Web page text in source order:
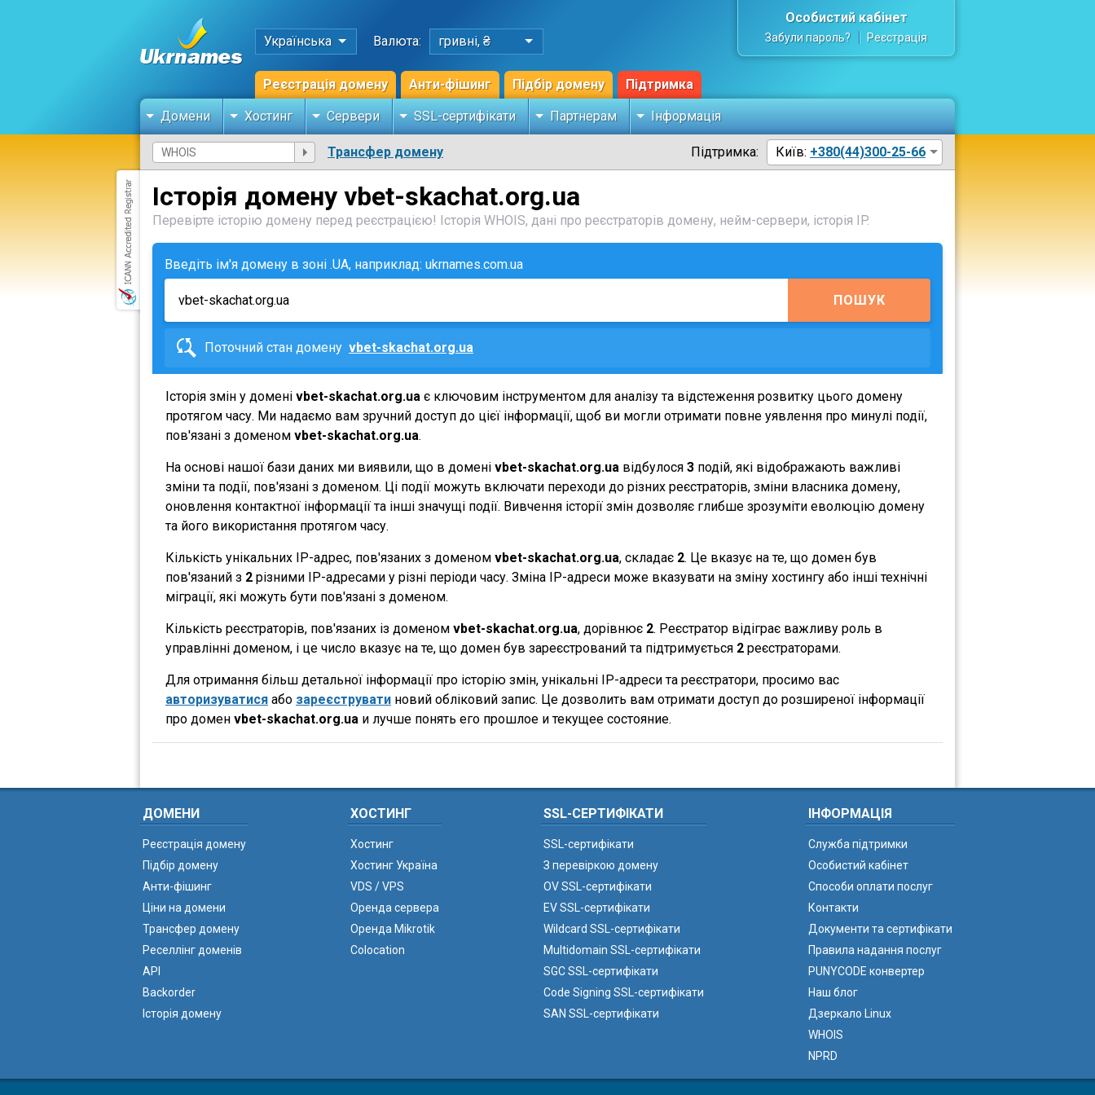
Українська Валюта: гривні, ₴
Реєстрація домену Анти-фішинг Підбір домену Підтримка
Особистий кабінет
Забули пароль? Реєстрація
Домени Хостинг Сервери SSL-сертифікати Партнерам Інформація
Трансфер домену Підтримка: Київ: +380(44)300-25-66
Історія домену vbet-skachat.org.ua
Перевірте історію домену перед реєстрацією! Історія WHOIS, дані про реєстраторів домену, нейм-сервери, історія IP.
Введіть ім'я домену в зоні .UA, наприклад: ukrnames.com.ua
ПОШУК
Поточний стан домену vbet-skachat.org.ua
Історія змін у домені vbet-skachat.org.ua є ключовим інструментом для аналізу та відстеження розвитку цього домену
протягом часу. Ми надаємо вам зручний доступ до цієї інформації, щоб ви могли отримати повне уявлення про минулі події,
пов'язані з доменом vbet-skachat.org.ua.
На основі нашої бази даних ми виявили, що в домені vbet-skachat.org.ua відбулося 3 подій, які відображають важливі
зміни та події, пов'язані з доменом. Ці події можуть включати переходи до різних реєстраторів, зміни власника домену,
оновлення контактної інформації та інші значущі події. Вивчення історії змін дозволяє глибше зрозуміти еволюцію домену
та його використання протягом часу.
Кількість унікальних IP-адрес, пов'язаних з доменом vbet-skachat.org.ua, складає 2. Це вказує на те, що домен був
пов'язаний з 2 різними IP-адресами у різні періоди часу. Зміна IP-адреси може вказувати на зміну хостингу або інші технічні
міграції, які можуть бути пов'язані з доменом.
Кількість реєстраторів, пов'язаних із доменом vbet-skachat.org.ua, дорівнює 2. Реєстратор відіграє важливу роль в
управлінні доменом, і це число вказує на те, що домен був зареєстрований та підтримується 2 реєстраторами.
Для отримання більш детальної інформації про історію змін, унікальні IP-адреси та реєстратори, просимо вас
авторизуватися або зареєструвати новий обліковий запис. Це дозволить вам отримати доступ до розширеної інформації
про домен vbet-skachat.org.ua и лучше понять его прошлое и текущее состояние.
ДОМЕНИ
Реєстрація домену
Підбір домену
Анти-фішинг
Ціни на домени
Трансфер домену
Реселлінг доменів
API
Backorder
Історія домену
ХОСТИНГ
Хостинг
Хостинг Україна
VDS / VPS
Оренда сервера
Оренда Mikrotik
Colocation
SSL-СЕРТИФІКАТИ
SSL-сертифікати
З перевіркою домену
OV SSL-сертифікати
EV SSL-сертифікати
Wildcard SSL-сертифікати
Multidomain SSL-сертифікати
SGC SSL-сертифікати
Code Signing SSL-сертифікати
SAN SSL-сертифікати
ІНФОРМАЦІЯ
Служба підтримки
Особистий кабінет
Способи оплати послуг
Контакти
Документи та сертифікати
Правила надання послуг
PUNYCODE конвертер
Наш блог
Дзеркало Linux
WHOIS
NPRD